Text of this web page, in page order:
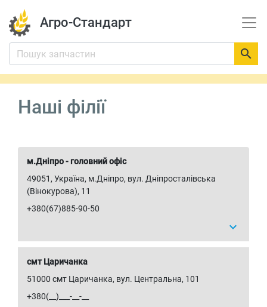
Агро-Стандарт

Наші філії
м.Дніпро - головний офіс
49051, Україна, м.Дніпро, вул. Дніпросталівська
(Вінокурова), 11
+380(67)885-90-50
expand_more
смт Царичанка
51000 смт Царичанка, вул. Центральна, 101
+380(__)___-__-__